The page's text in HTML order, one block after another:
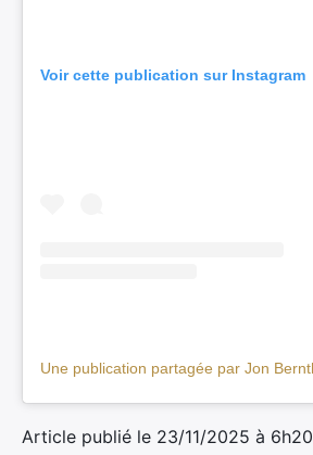
Voir cette publication sur Instagram
Article publié le 23/11/2025 à 6h20
Rechercher
: